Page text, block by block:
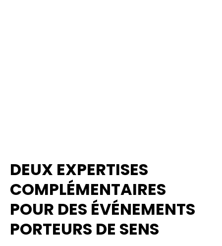
DEUX EXPERTISES
COMPLÉMENTAIRES
POUR DES ÉVÉNEMENTS
PORTEURS DE SENS